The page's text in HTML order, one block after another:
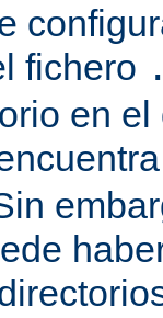
fichero
en